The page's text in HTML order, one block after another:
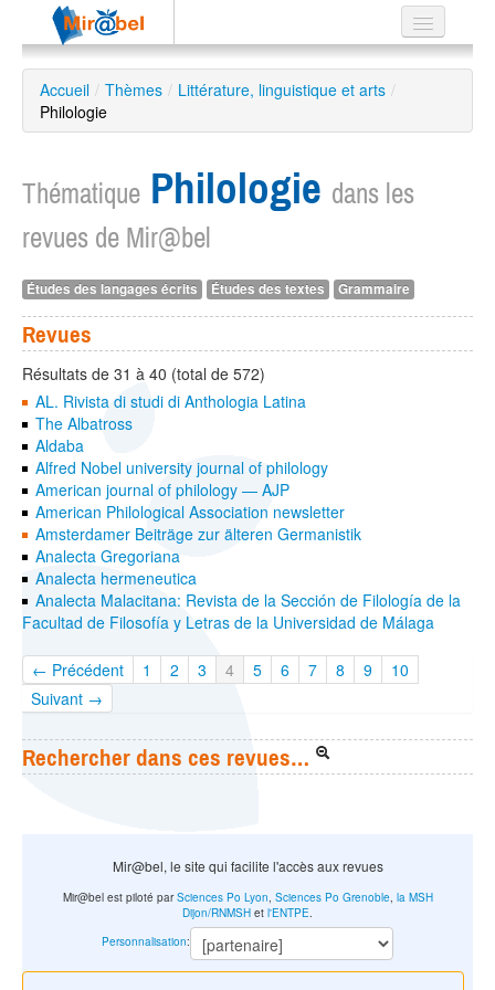
Le réseau
Soutien
avancée
EN
ES
?
Accueil / Thèmes / Littérature, linguistique et arts /
Philologie
Thématique Philologie dans les
revues de Mir@bel
Études des langages écrits Études des textes Grammaire
Revues
Résultats de 31 à 40 (total de 572)
AL. Rivista di studi di Anthologia Latina
The Albatross
Aldaba
Alfred Nobel university journal of philology
American journal of philology — AJP
American Philological Association newsletter
Amsterdamer Beiträge zur älteren Germanistik
Analecta Gregoriana
Analecta hermeneutica
Analecta Malacitana: Revista de la Sección de Filología de la
Facultad de Filosofía y Letras de la Universidad de Málaga
← Précédent 1 2 3 4 5 6 7 8 9
10
Suivant →
Rechercher dans ces revues…
Mir@bel, le site qui facilite l'accès aux revues
Mir@bel est piloté parSciences Po Lyon Sciences Po Grenoble, la MSH
Dijon/RNMSH et l'ENTPE
Personnalisation: